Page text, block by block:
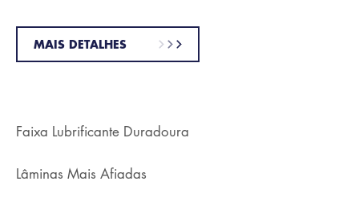
MAIS DETALHES
Faixa Lubrificante Duradoura
Lâminas Mais Afiadas